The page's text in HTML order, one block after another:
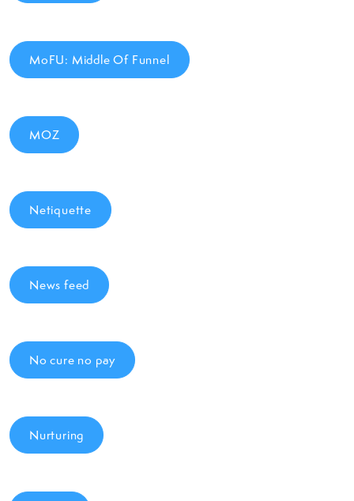
MoFU: Middle Of Funnel
MOZ
Netiquette
News feed
No cure no pay
Nurturing